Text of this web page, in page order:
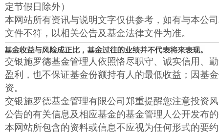
定节假日除外）
本网站所有资讯与说明文字仅供参考，如有与本公
文件不符，以相关公告及基金法律文件为准。
交银施罗德基金管理人依照恪尽职守、诚实信用、
盈利，也不保证基金份额持有人的最低收益；因基
资。
交银施罗德基金管理有限公司郑重提醒您注意投资
公告的有关信息及相应基金的基金管理人公开发布
本网站所包含的资料或信息不应视为任何形式的要